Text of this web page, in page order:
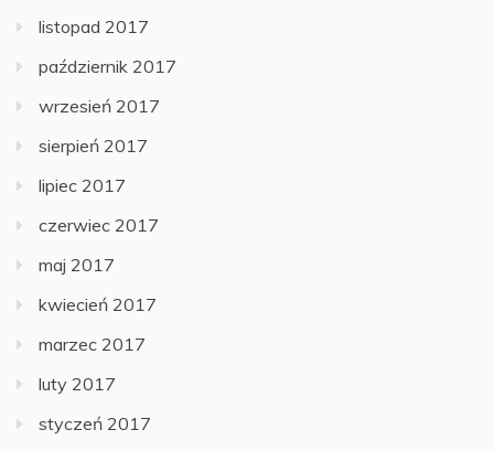
listopad 2017
październik 2017
wrzesień 2017
sierpień 2017
lipiec 2017
czerwiec 2017
maj 2017
kwiecień 2017
marzec 2017
luty 2017
styczeń 2017